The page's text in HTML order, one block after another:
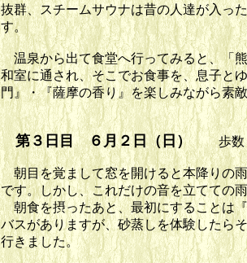
抜群、スチームサウナは昔の人達が入っ
す。
温泉から出て食堂へ行ってみると、「
和室に通され、そこでお食事を、息子と
門』・『薩摩の香り』を楽しみながら素
第３日目 ６月２日（日） 歩
朝目を覚まして窓を開けると本降りの
です。しかし、これだけの音を立てての
朝食を摂ったあと、最初にすることは
バスがありますが、砂蒸しを体験したら
行きました。